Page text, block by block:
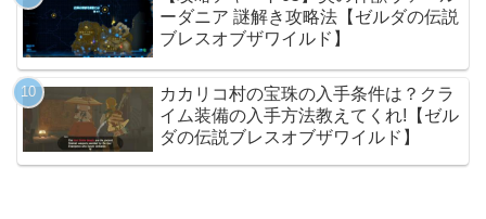
ーダニア 謎解き攻略法【ゼルダの伝説
ブレスオブザワイルド】
カカリコ村の宝珠の入手条件は？クラ
イム装備の入手方法教えてくれ!【ゼル
ダの伝説ブレスオブザワイルド】